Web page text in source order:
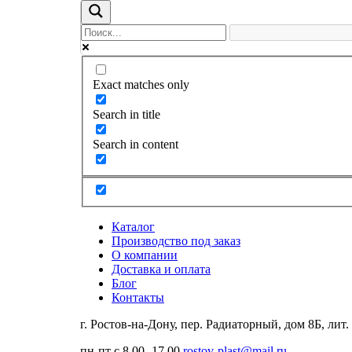
Exact matches only
Search in title
Search in content
Каталог
Производство под заказ
О компании
Доставка и оплата
Блог
Контакты
г. Ростов-на-Дону, пер. Радиаторный, дом 8Б,